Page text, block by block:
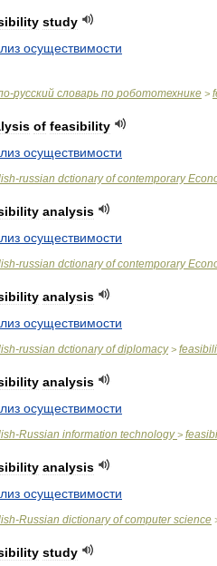
study
осуществимости
-русский словарь по робототехнике >
of feasibility
осуществимости
-russian dctionary of contemporary
analysis
осуществимости
-russian dctionary of contemporary
analysis
осуществимости
-russian dctionary of diplomacy>
analysis
осуществимости
-Russian information technology >
analysis
осуществимости
-Russian dictionary of computer science
study